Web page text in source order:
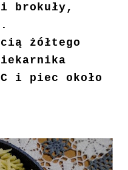
i brokuły,
żółtego
i piec około